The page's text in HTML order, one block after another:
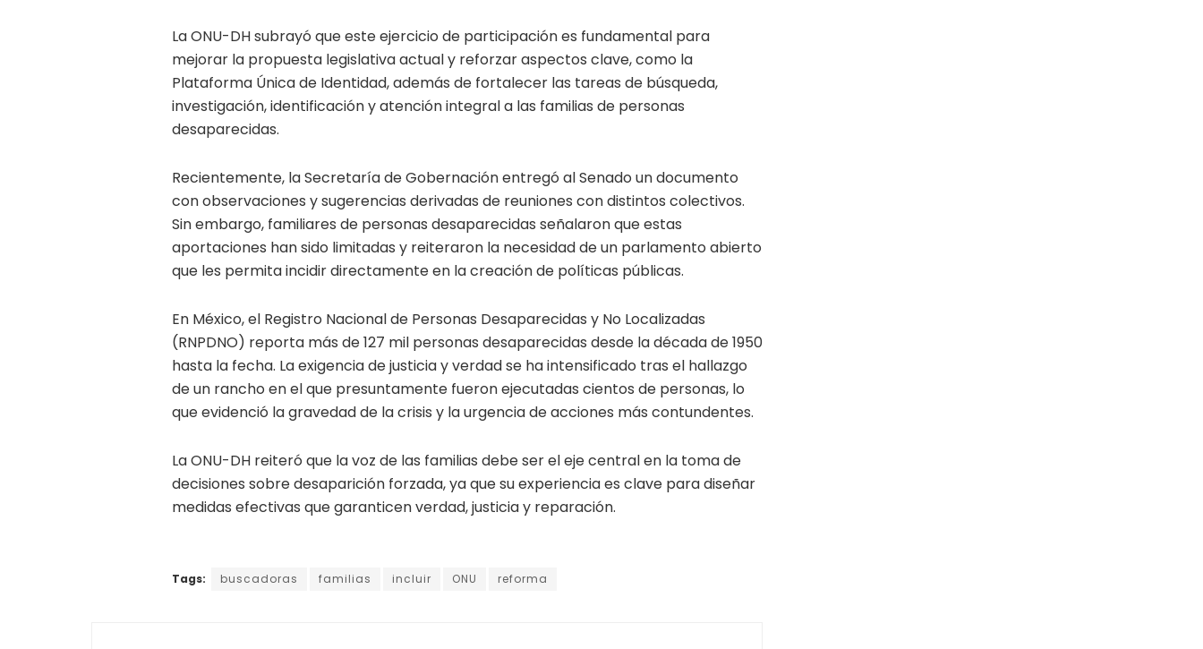
La ONU-DH subrayó que este ejercicio de participación es fundamental para
mejorar la propuesta legislativa actual y reforzar aspectos clave, como la
Plataforma Única de Identidad, además de fortalecer las tareas de búsqueda,
investigación, identificación y atención integral a las familias de personas
desaparecidas.
Recientemente, la Secretaría de Gobernación entregó al Senado un documento
con observaciones y sugerencias derivadas de reuniones con distintos colectivos.
Sin embargo, familiares de personas desaparecidas señalaron que estas
aportaciones han sido limitadas y reiteraron la necesidad de un parlamento abierto
que les permita incidir directamente en la creación de políticas públicas.
En México, el Registro Nacional de Personas Desaparecidas y No Localizadas
(RNPDNO) reporta más de 127 mil personas desaparecidas desde la década de 1950
hasta la fecha. La exigencia de justicia y verdad se ha intensificado tras el hallazgo
de un rancho en el que presuntamente fueron ejecutadas cientos de personas, lo
que evidenció la gravedad de la crisis y la urgencia de acciones más contundentes.
La ONU-DH reiteró que la voz de las familias debe ser el eje central en la toma de
decisiones sobre desaparición forzada, ya que su experiencia es clave para diseñar
medidas efectivas que garanticen verdad, justicia y reparación.
Tags: buscadoras familias incluir ONU reforma